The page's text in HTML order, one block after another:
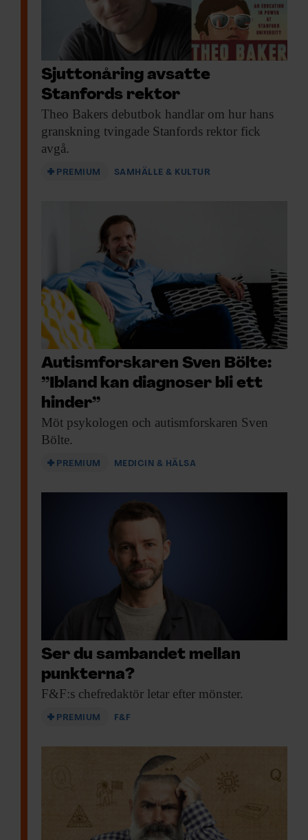
Sjuttonåring avsatte
Stanfords rektor
Theo Bakers debutbok handlar om hur hans
granskning tvingade Stanfords rektor fick
avgå.
PREMIUM SAMHÄLLE & KULTUR
Autismforskaren Sven Bölte:
”Ibland kan diagnoser bli ett
hinder”
Möt psykologen och autismforskaren Sven
Bölte.
PREMIUM MEDICIN & HÄLSA
Ser du sambandet mellan
punkterna?
F&F:s chefredaktör letar efter mönster.
PREMIUM F&F